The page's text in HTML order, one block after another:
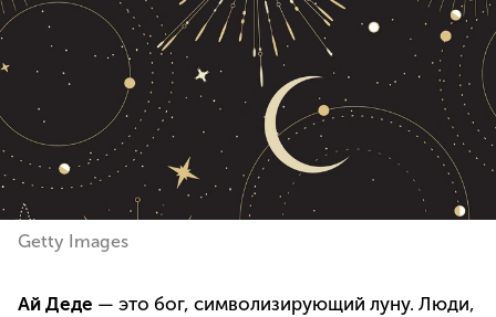
Getty Images
Ай Деде — это бог, символизирующий луну. Люди,